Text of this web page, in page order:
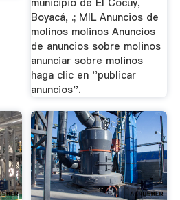
Boyacá, .; MIL Anuncios de
molinos molinos Anuncios
de anuncios sobre molinos
anunciar sobre molinos
haga clic en ''publicar
anuncios''.